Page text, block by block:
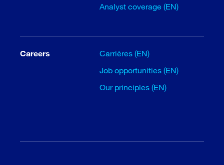
Analyst coverage (EN)
Careers
Carrières (EN)
Job opportunities (EN)
Our principles (EN)